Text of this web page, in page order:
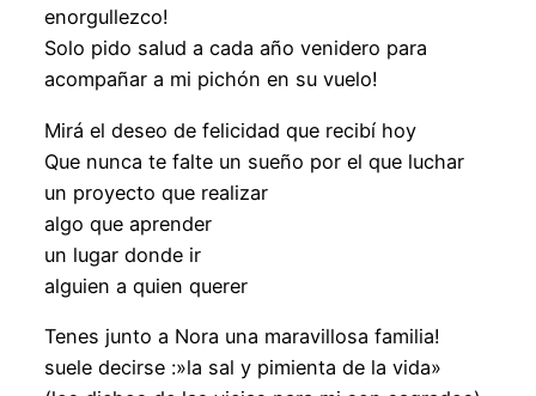
enorgullezco!
Solo pido salud a cada año venidero para
acompañar a mi pichón en su vuelo!
Mirá el deseo de felicidad que recibí hoy
Que nunca te falte un sueño por el que luchar
un proyecto que realizar
algo que aprender
un lugar donde ir
alguien a quien querer
Tenes junto a Nora una maravillosa familia!
suele decirse :»la sal y pimienta de la vida»